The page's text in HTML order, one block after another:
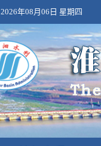
2026年08月06日 星期四